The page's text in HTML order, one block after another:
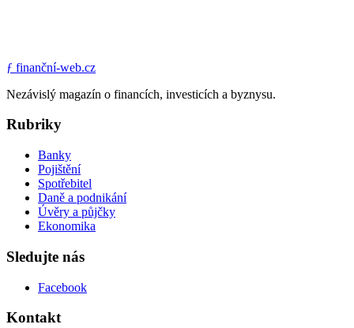
ƒ finanční-web.cz
Nezávislý magazín o financích, investicích a byznysu.
Rubriky
Banky
Pojištění
Spotřebitel
Daně a podnikání
Úvěry a půjčky
Ekonomika
Sledujte nás
Facebook
Kontakt